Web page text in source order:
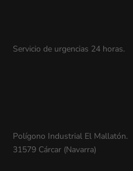
Servicio de urgencias 24 horas.
Polígono Industrial El Mallatón.
31579 Cárcar (Navarra)